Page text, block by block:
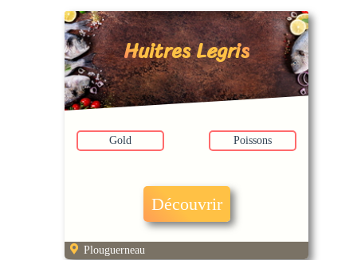
Huitres Legris
Gold Poissons
Découvrir
Plouguerneau